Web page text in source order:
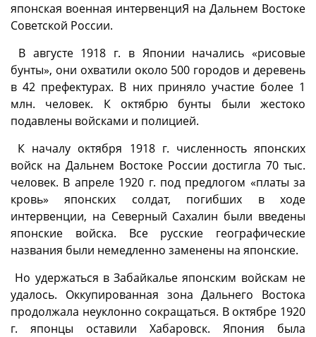
японская военная интервенциЯ на Дальнем Востоке
Советской России.
В августе 1918 г. в Японии начались «рисовые
бунты», они охватили около 500 городов и деревень
в 42 префектурах. В них приняло участие более 1
млн. человек. К октябрю бунты были жестоко
подавлены войсками и полицией.
К началу октября 1918 г. численность японских
войск на Дальнем Востоке России достигла 70 тыс.
человек. В апреле 1920 г. под предлогом «платы за
кровь» японских солдат, погибших в ходе
интервенции, на Северный Сахалин были введены
японские войска. Все русские географические
названия были немедленно заменены на японские.
Но удержаться в Забайкалье японским войскам не
удалось. Оккупированная зона Дальнего Востока
продолжала неуклонно сокращаться. В октябре 1920
г. японцы оставили Хабаровск. Япония была